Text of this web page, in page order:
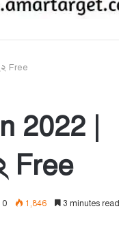
Free
2022 |
Free
0 1,846 3 minutes read